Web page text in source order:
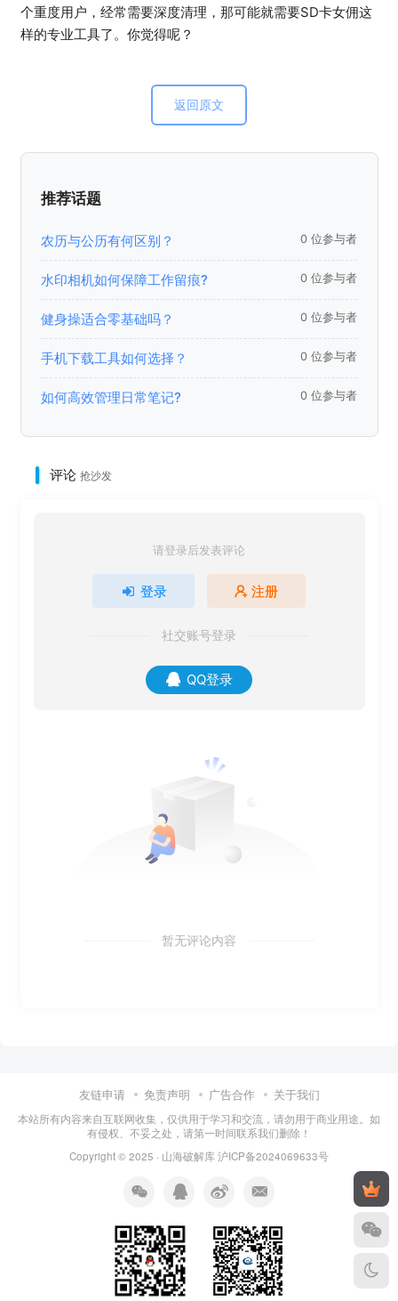
个重度用户，经常需要深度清理，那可能就需要SD卡女佣这
样的专业工具了。你觉得呢？
返回原文
推荐话题
农历与公历有何区别？ 0 位参与者
水印相机如何保障工作留痕? 0 位参与者
健身操适合零基础吗？ 0 位参与者
手机下载工具如何选择？ 0 位参与者
如何高效管理日常笔记? 0 位参与者
评论 抢沙发
请登录后发表评论
登录 注册
社交账号登录
QQ登录
暂无评论内容
友链申请 免责声明 广告合作 关于我们
本站所有内容来自互联网收集，仅供用于学习和交流，请勿用于商业用途。如
有侵权、不妥之处，请第一时间联系我们删除！
Copyright © 2025 · 山海破解库沪ICP备2024069633号